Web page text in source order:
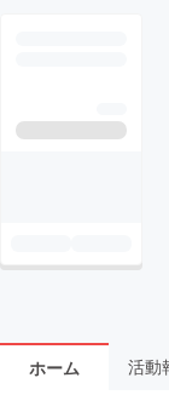
ホーム 活動